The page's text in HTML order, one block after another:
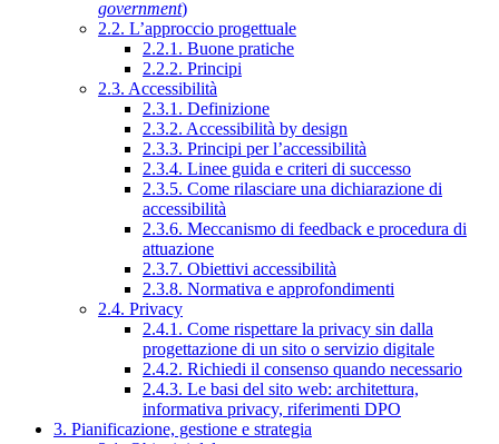
government)
2.2. L’approccio progettuale
2.2.1. Buone pratiche
2.2.2. Principi
2.3. Accessibilità
2.3.1. Definizione
2.3.2. Accessibilità by design
2.3.3. Principi per l’accessibilità
2.3.4. Linee guida e criteri di successo
2.3.5. Come rilasciare una dichiarazione di
accessibilità
2.3.6. Meccanismo di feedback e procedura di
attuazione
2.3.7. Obiettivi accessibilità
2.3.8. Normativa e approfondimenti
2.4. Privacy
2.4.1. Come rispettare la privacy sin dalla
progettazione di un sito o servizio digitale
2.4.2. Richiedi il consenso quando necessario
2.4.3. Le basi del sito web: architettura,
informativa privacy, riferimenti DPO
3. Pianificazione, gestione e strategia